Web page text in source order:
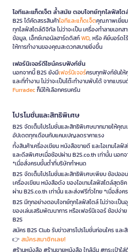
ไอทีและแก็ดเจ็ต ล้ำสมัย ตอบโจทย์ทุกไลฟ์สไต
B2S ได้คัดสรรสินค้าไอทีและแก็ดเจ็ตคุณภาพเยี่ยม
ทุกไลฟ์สไตล์ดิจิทัล ไม่ว่าจะเป็น เครื่องทำลายเอกส
ข้อมูล, เอ็กซ์เทอนัลฮาร์ดดิสก์WD, หรือ คีย์บอร์ดไ
ให้การทำงานของคุณสะดวกสบายยิ่งขึ้น
เฟอร์นิเจอร์ดีไซน์ครบฟังก์ชั่น
นอกจากนี้ B2S ยังมีเฟอร์นิเจอร์ครบทุกฟังก์ชันให้
และที่ทำงาน ไม่ว่าจะเป็นโต๊ะทำงานพับได้ จากแบรน
Furradecก็มีให้เลือกครบครัน
โปรโมชั่นและสิทธิพิเศษ
B2S จัดเต็มโปรโมชั่นและสิทธิพิเศษมากมายให้คุ
อัปเดตทุกเดือนกับแคมเปญลดราคาแรง
ทั้งสินค้าเครื่องเขียน หนังสือขายดี และไอเทมไล
และดีลพิเศษเมื่อช้อปผ่าน B2S.co.th เท่านั้น นอก
*เมื่อสั่งครบขั้นต่ำที่บริษัทกำหนด
B2S จัดเต็มโปรโมชั่นและสิทธิพิเศษเพียบ ช้อปออ
เครื่องเขียน หนังสือดัง ของไอเทมไลฟ์สไตล์สุด
ผ่าน B2S.co.th เท่านั้น และส่งฟรีทั่วไทย *เมื่อสั่ง
B2S มีทุกอย่างตอบโจทย์ทุกไลฟ์สไตล์ ไม่ว่าจะเป็
ของเล่นเสริมพัฒนาการ หรือเฟอร์นิเจอร์ ช้อปง่า
B2S
สมัคร B2S Club รับข่าวสารโปรโมชั่นก่อนใคร แล
👉 สมัครสมาชิกเลย!
#ร้านหนังสือ #ร้านขายหนังสือ ใกล้ฉัน #กระเป๋าใ